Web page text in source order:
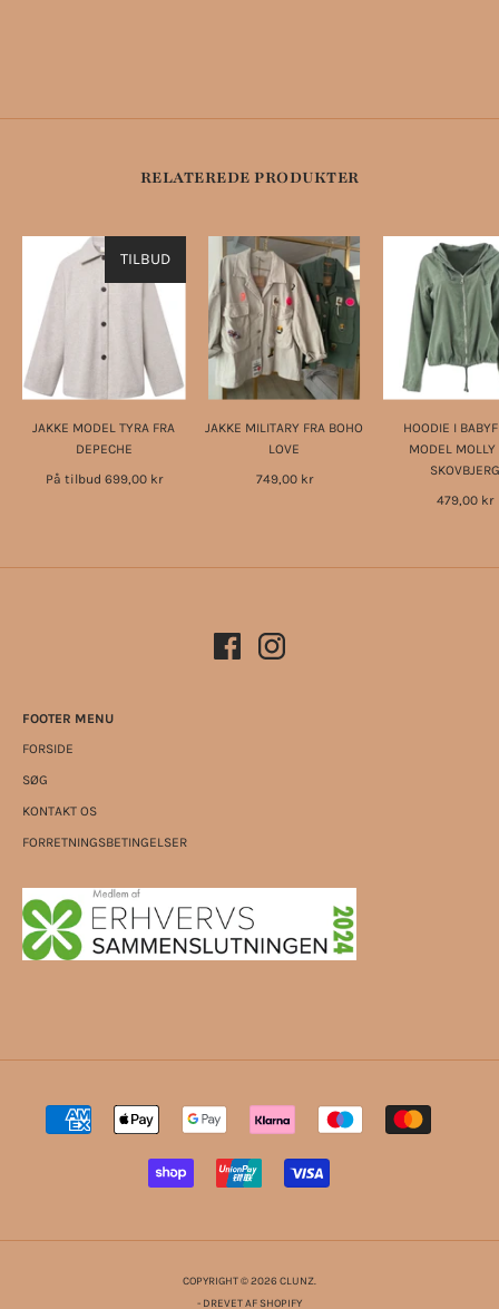
RELATEREDE PRODUKTER
TILBUD
JAKKE MODEL TYRA FRA
DEPECHE
På tilbud 699,00 kr
JAKKE MILITARY FRA BOHO
LOVE
749,00 kr
HOODIE I
MODEL MOLLY
SKOVBJERG
479,00 kr
FOOTER MENU
FORSIDE
SØG
KONTAKT OS
FORRETNINGSBETINGELSER
COPYRIGHT © 2026 CLUNZ.
- DREVET AF SHOPIFY